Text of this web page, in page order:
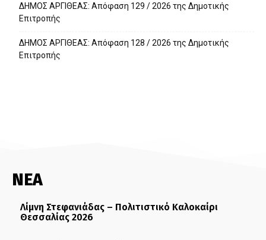
ΔΗΜΟΣ ΑΡΓΙΘΕΑΣ: Απόφαση 129 / 2026 της Δημοτικής
Επιτροπής
ΔΗΜΟΣ ΑΡΓΙΘΕΑΣ: Απόφαση 128 / 2026 της Δημοτικής
Επιτροπής
ΝΕΑ
Λίμνη Στεφανιάδας – Πολιτιστικό Καλοκαίρι
Θεσσαλίας 2026